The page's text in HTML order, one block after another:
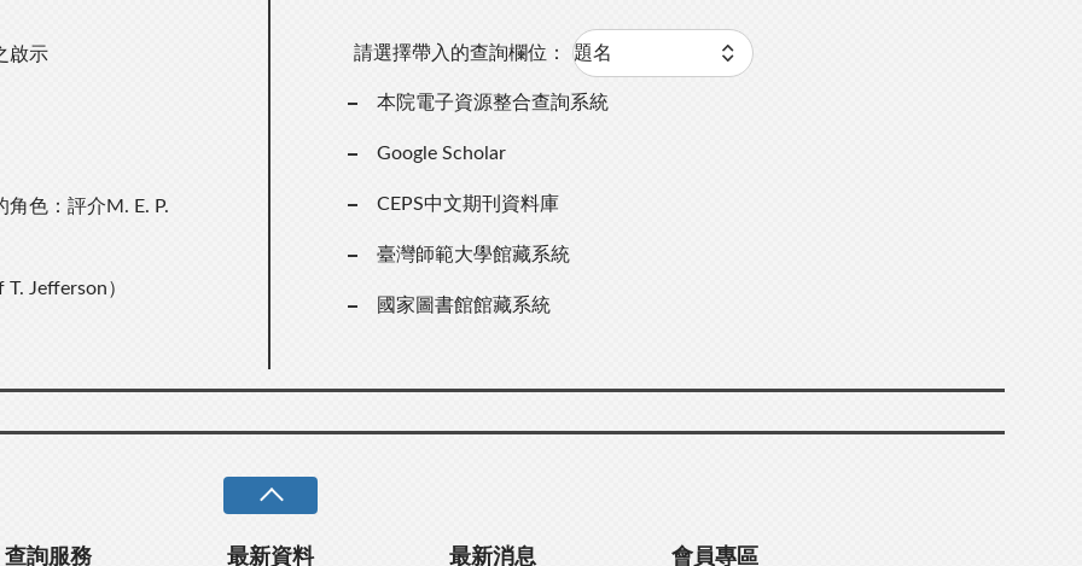
啟示
色：評介M. E. P.
Jefferson）
請選擇帶入的查詢欄位：
本院電子資源整合查詢系統
Google Scholar
CEPS中文期刊資料庫
臺灣師範大學館藏系統
國家圖書館館藏系統
查詢服務 最新資料 最新消息 會員專區